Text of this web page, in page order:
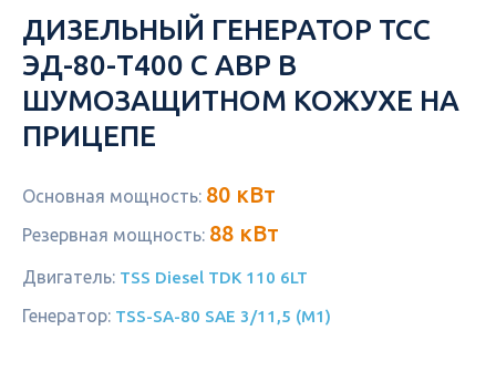
ДИЗЕЛЬНЫЙ ГЕНЕРАТОР ТСС
ЭД-80-Т400 С АВР В
ШУМОЗАЩИТНОМ КОЖУХЕ НА
ПРИЦЕПЕ
Основная мощность: 80 кВт
Резервная мощность: 88 кВт
Двигатель: TSS Diesel TDK 110 6LT
Генератор: TSS-SA-80 SAE 3/11,5 (М1)